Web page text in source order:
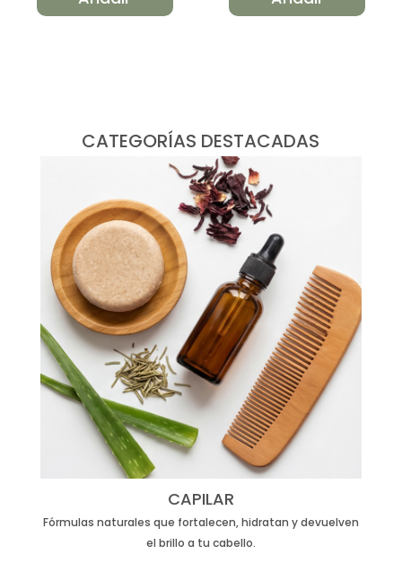
CATEGORÍAS DESTACADAS
CAPILAR
Fórmulas naturales que fortalecen, hidratan y devuelven
el brillo a tu cabello.